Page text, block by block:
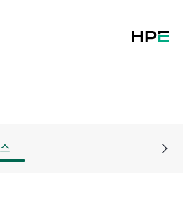
다. 고객은 특정 워크로드의 컨
/또는 소프트웨어 관련 지식을
에 대한 액세스를 제공받으며,
지원 대상 제품의 운영, 관리, 보
를 제공함으로써 기존의 지원